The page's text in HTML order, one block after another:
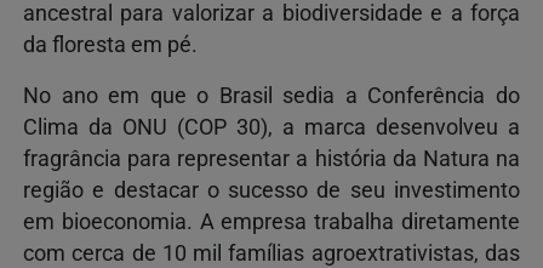
ancestral para valorizar a biodiversidade e a força
da floresta em pé.
No ano em que o Brasil sedia a Conferência do
Clima da ONU (COP 30), a marca desenvolveu a
fragrância para representar a história da Natura na
região e destacar o sucesso de seu investimento
em bioeconomia. A empresa trabalha diretamente
com cerca de 10 mil famílias agroextrativistas, das